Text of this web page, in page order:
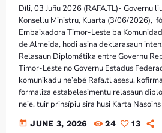
Díli, 03 Juñu 2026 (RAFA.TL)- Governu
Konsellu Ministru, Kuarta (3/06/2026),
Embaixadora Timor-Leste ba
de Almeida, hodi asina deklarasaun
Relasaun Diplomátika entre Governu
Timor-Leste no Governu Estadus
komunikadu ne’ebé Rafa.tl asesu,
formaliza estabelesimentu relasaun
ne’e, tuir prinsípiu sira husi Karta
today JUNE 3, 2026 24 13